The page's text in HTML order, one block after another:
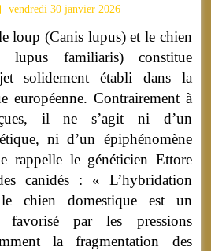
vendredi 30 janvier 2026
loup (Canis lupus) et le chien
lupus familiaris) constitue
solidement établi dans la
européenne. Contrairement à
il ne s’agit ni d’un
ni d’un épiphénomène
rappelle le généticien Ettore
canidés : « L’hybridation
chien domestique est un
favorisé par les pressions
la fragmentation des